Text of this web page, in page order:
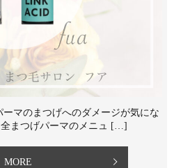
マのまつげへのダメージが気にな
まつげパーマのメニュ […]
MORE